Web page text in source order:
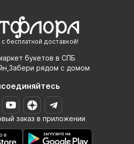
бесплатной доставкой!
букетов в СПБ
рядом с домом
заказ в приложении